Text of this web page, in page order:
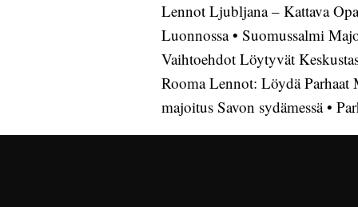
Lennot Ljubljana – Kattava
Luonnossa• Suomussalmi
Vaihtoehdot Löytyvät
Rooma Lennot: Löydä Parhaat
majoitus Savon sydämessä•